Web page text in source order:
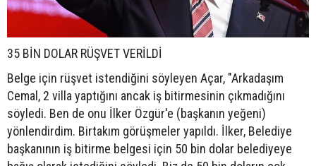
35 BİN DOLAR RÜŞVET VERİLDİ
Belge için rüşvet istendiğini söyleyen Açar, "Arkadaşım
Cemal, 2 villa yaptığını ancak iş bitirmesinin çıkmadığını
söyledi. Ben de onu İlker Özgür'e (başkanın yeğeni)
yönlendirdim. Birtakım görüşmeler yapıldı. İlker, Belediye
başkanının iş bitirme belgesi için 50 bin dolar belediyeye